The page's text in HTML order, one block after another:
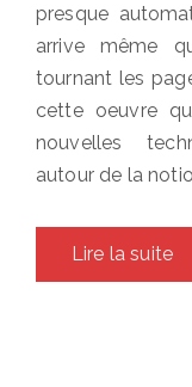
presque
arrive même
tournant les
cette oeuvre
nouvelles
autour de la
Lire la suite